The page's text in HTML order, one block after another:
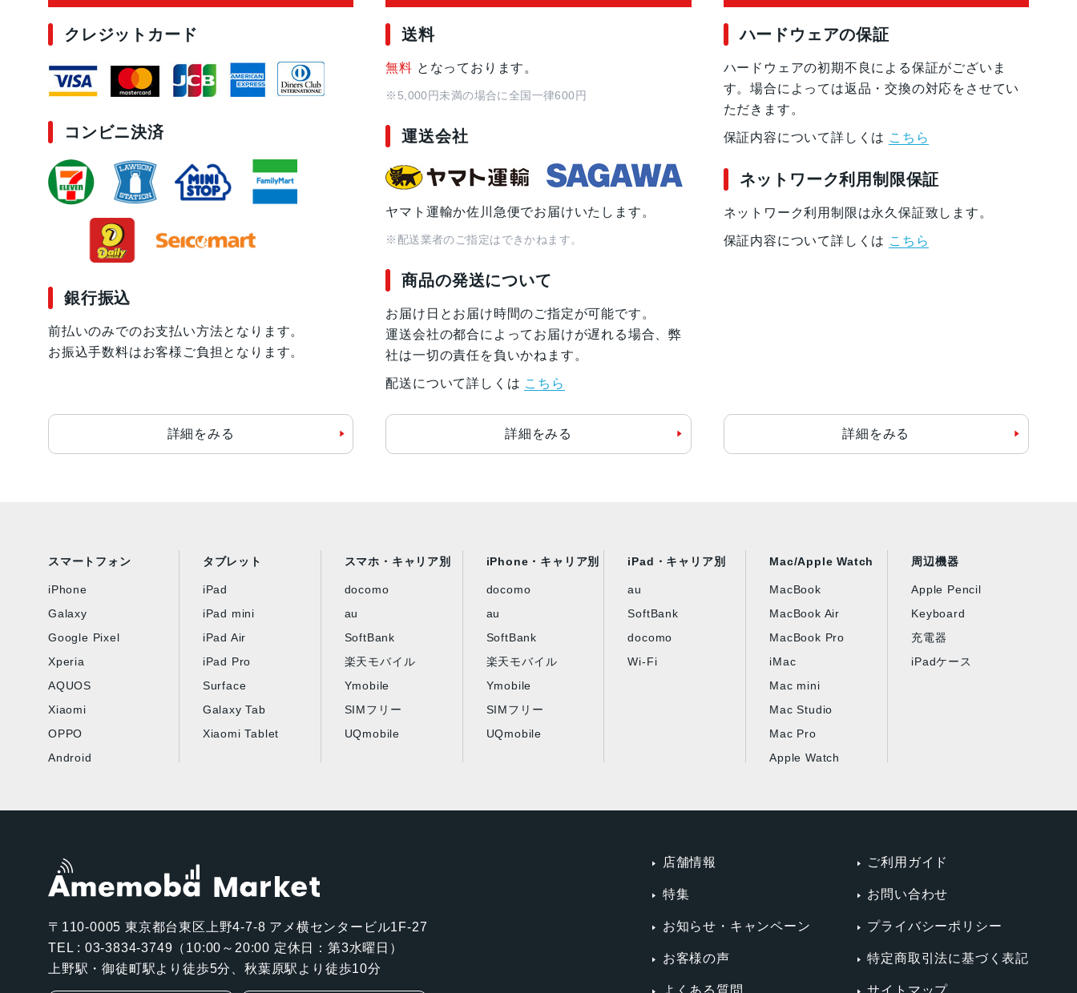
クレジットカード
コンビニ決済
銀行振込
前払いのみでのお支払い方法となります。
お振込手数料はお客様ご負担となります。
詳細をみる
送料
無料 となっております。
※5,000円未満の場合に全国一律600円
運送会社
ヤマト運輸か佐川急便でお届けいたします。
※配送業者のご指定はできかねます。
商品の発送について
お届け日とお届け時間のご指定が可能です。
運送会社の都合によってお届けが遅れる場合、弊
社は一切の責任を負いかねます。
配送について詳しくは こちら
詳細をみる
ハードウェアの保証
ハードウェアの初期不良による保証がございま
す。場合によっては返品・交換の対応をさせてい
ただきます。
保証内容について詳しくは こちら
ネットワーク利用制限保証
ネットワーク利用制限は永久保証致します。
保証内容について詳しくは こちら
詳細をみる
スマートフォン
iPhone
Galaxy
Google Pixel
Xperia
AQUOS
Xiaomi
OPPO
Android
タブレット
iPad
iPad mini
iPad Air
iPad Pro
Surface
Galaxy Tab
Xiaomi Tablet
スマホ・キャリア別
docomo
au
SoftBank
楽天モバイル
Ymobile
SIMフリー
UQmobile
iPhone・キャリア別
docomo
au
SoftBank
楽天モバイル
Ymobile
SIMフリー
UQmobile
iPad・キャリア別
au
SoftBank
docomo
Wi-Fi
Mac/Apple Watch
MacBook
MacBook Air
MacBook Pro
iMac
Mac mini
Mac Studio
Mac Pro
Apple Watch
周辺機器
Apple Pencil
Keyboard
充電器
iPadケース
〒110-0005 東京都台東区上野4-7-8 アメ横センタービル1F-27
TEL : 03-3834-3749（10:00～20:00 定休日：第3水曜日）
上野駅・御徒町駅より徒歩5分、秋葉原駅より徒歩10分
店舗情報
特集
お知らせ・キャンペーン
お客様の声
よくある質問
ご利用ガイド
お問い合わせ
プライバシーポリシー
特定商取引法に基づく表記
サイトマップ